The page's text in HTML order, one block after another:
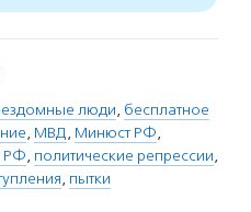
люди, бесплатное
, МВД, Минюст РФ,
РФ, политические репрессии,
, пытки